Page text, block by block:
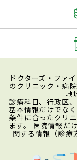
ドクターズ・ファ
のクリニック・病
地
診療科目、行政区
基本情報だけでな
条件に合ったクリ
ます。 医院情報だ
関する情報（診療